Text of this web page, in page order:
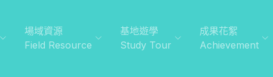
場域資源
Field Resource
基地遊學
Study Tour
成果花絮
Achievement